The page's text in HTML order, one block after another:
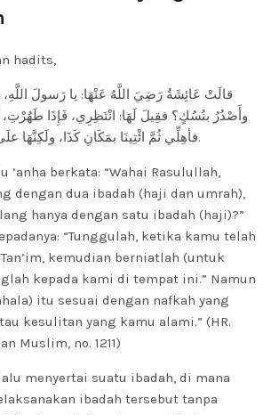
hadits,
قالَتْ عَائِشَةُ رَضِيَ اللَّهُ عَنْهَا: يا رَسولَ
وأَصْدُرُ بنُسُكٍ؟ فقِيلَ لَهَا: انْتَظِرِي، فَإِذَا طَهُرْتِ،
فأهِلِّي ثُمَّ ائْتِينَا بمَكَانِ كَذَا، ولَكِنَّهَا علَى قَدْرِ نَفَقَتِكِ أوْ نَصَبِكِ.
‘anha berkata: “Wahai Rasulullah,
dengan dua ibadah (haji dan umrah),
hanya dengan satu ibadah (haji)?”
“Tunggulah, ketika kamu telah
kemudian berniatlah (untuk
kepada kami di tempat ini.” Namun
itu sesuai dengan nafkah yang
kesulitan yang kamu alami.” (HR.
Muslim, no. 1211)
menyertai suatu ibadah, di mana
ibadah tersebut tanpa